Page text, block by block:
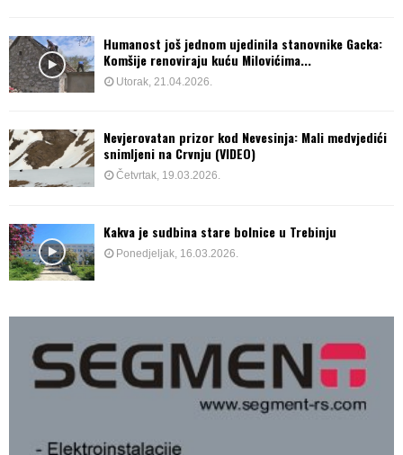
Humanost još jednom ujedinila stanovnike Gacka:
Komšije renoviraju kuću Milovićima...
Utorak, 21.04.2026.
Nevjerovatan prizor kod Nevesinja: Mali medvjedići
snimljeni na Crvnju (VIDEO)
Četvrtak, 19.03.2026.
Kakva je sudbina stare bolnice u Trebinju
Ponedjeljak, 16.03.2026.